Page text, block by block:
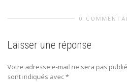
0
Laisser une réponse
Votre adresse e-mail ne sera pas
sont indiqués avec*